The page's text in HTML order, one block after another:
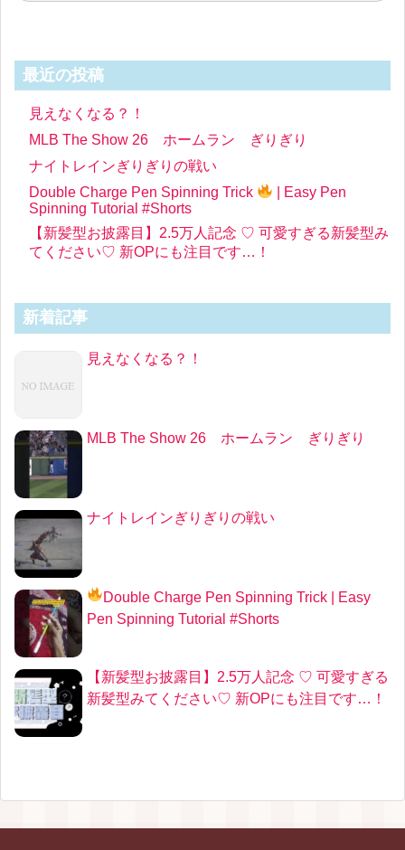
最近の投稿
見えなくなる？！
MLB The Show 26 ホームラン ぎりぎり
ナイトレインぎりぎりの戦い
Double Charge Pen Spinning Trick
| Easy Pen
Spinning Tutorial #Shorts
【新髪型お披露目】2.5万人記念 ♡ 可愛すぎる新髪型み
てください♡ 新OPにも注目です…！
新着記事
見えなくなる？！
MLB The Show 26 ホームラン ぎりぎり
ナイトレインぎりぎりの戦い
Double Charge Pen Spinning Trick
| Easy
Pen Spinning Tutorial #Shorts
【新髪型お披露目】2.5万人記念 ♡ 可愛すぎる
新髪型みてください♡ 新OPにも注目です…！